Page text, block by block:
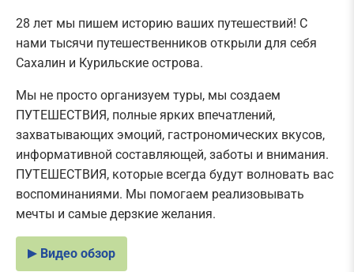
28 лет мы пишем историю ваших путешествий! С
нами тысячи путешественников открыли для себя
Сахалин и Курильские острова.
Мы не просто организуем туры, мы создаем
ПУТЕШЕСТВИЯ, полные ярких впечатлений,
захватывающих эмоций, гастрономических вкусов,
информативной составляющей, заботы и внимания.
ПУТЕШЕСТВИЯ, которые всегда будут волновать вас
воспоминаниями. Мы помогаем реализовывать
мечты и самые дерзкие желания.
Видео обзор